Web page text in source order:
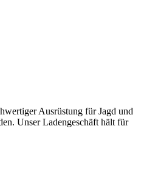
Ausrüstung für Jagd und
Unser Ladengeschäft hält für